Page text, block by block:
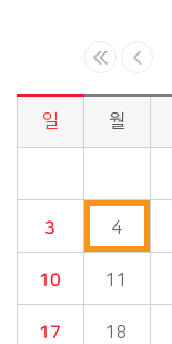
시정소식>시정 캘린더 게시판의 (2019년 03월) 달력형태로 일정명, 일정내용을 제공합니다.
일 월
3 4
10 11
17 18